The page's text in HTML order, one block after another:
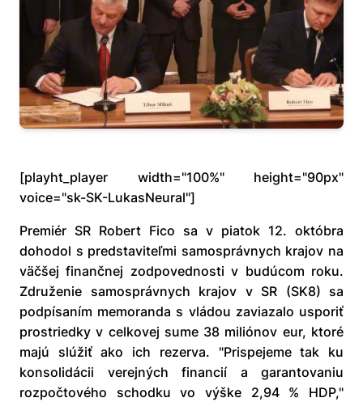
[playht_player width="100%" height="90px"
voice="sk-SK-LukasNeural"]
Premiér SR Robert Fico sa v piatok 12. októbra
dohodol s predstaviteľmi samosprávnych krajov na
väčšej finančnej zodpovednosti v budúcom roku.
Združenie samosprávnych krajov v SR (SK8) sa
podpísaním memoranda s vládou zaviazalo usporiť
prostriedky v celkovej sume 38 miliónov eur, ktoré
majú slúžiť ako ich rezerva. "Prispejeme tak ku
konsolidácii verejných financií a garantovaniu
rozpočtového schodku vo výške 2,94 % HDP,"